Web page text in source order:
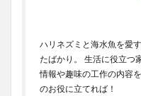
ハリネズミと海水魚を愛
たばかり。 生活に役立つ
情報や趣味の工作の内容
のお役に立てれば！